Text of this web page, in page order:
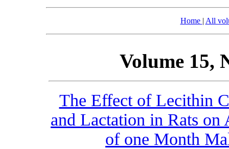
Home | All
Volume 15,
The Effect of Lecithin
and Lactation in Rats
of one Month